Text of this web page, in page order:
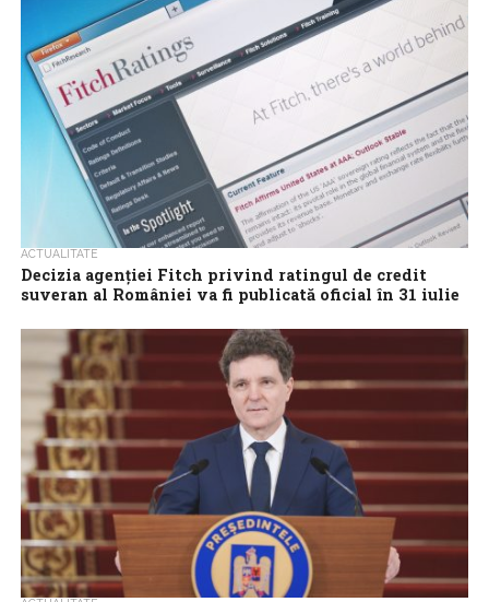
desecretizarea ajutorului acordat Ucrainei, că având în vedere că
acesta are o componentă militară,...
ACTUALITATE
Decizia agenției Fitch privind ratingul de credit
suveran al României va fi publicată oficial în 31 iulie
ratingul de credit suveran al României și perspectiva de țară va fi
publicată oficial...